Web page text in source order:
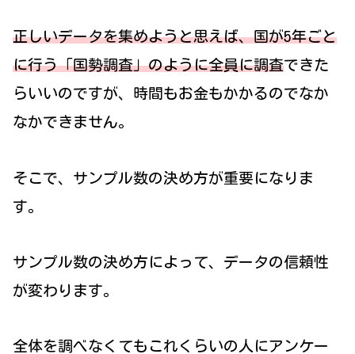
正しいデータを集めようと思えば、国が5年ごと
に行う「国勢調査」のように全員に調査できた
らいいのですが、時間もお金もかかるのでなか
なかできません。
そこで、サンプル数の決め方が重要になりま
す。
サンプル数の決め方によって、データの信頼性
が変わります。
全体を調べなくてもこれくらいの人にアンケー